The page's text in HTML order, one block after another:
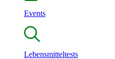
Events
Lebensmitteltests